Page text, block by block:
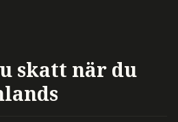
skatt när du